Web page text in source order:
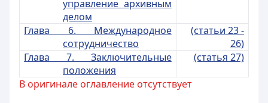
управление архивным
делом
Глава 6. Международное
сотрудничество
(статьи 23 -
26)
Глава 7. Заключительные
положения
(статья 27)
В оригинале оглавление отсутствует